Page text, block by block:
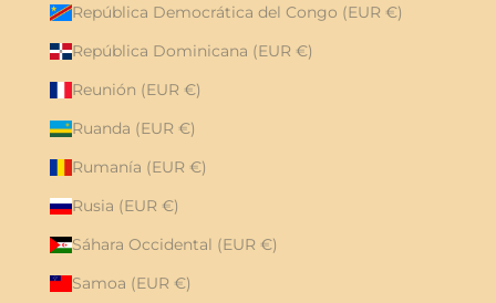
República Democrática del Congo (EUR €)
República Dominicana (EUR €)
Reunión (EUR €)
Ruanda (EUR €)
Rumanía (EUR €)
Rusia (EUR €)
Sáhara Occidental (EUR €)
Samoa (EUR €)